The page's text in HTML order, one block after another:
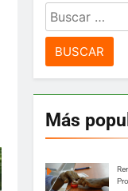
Buscar:
Más